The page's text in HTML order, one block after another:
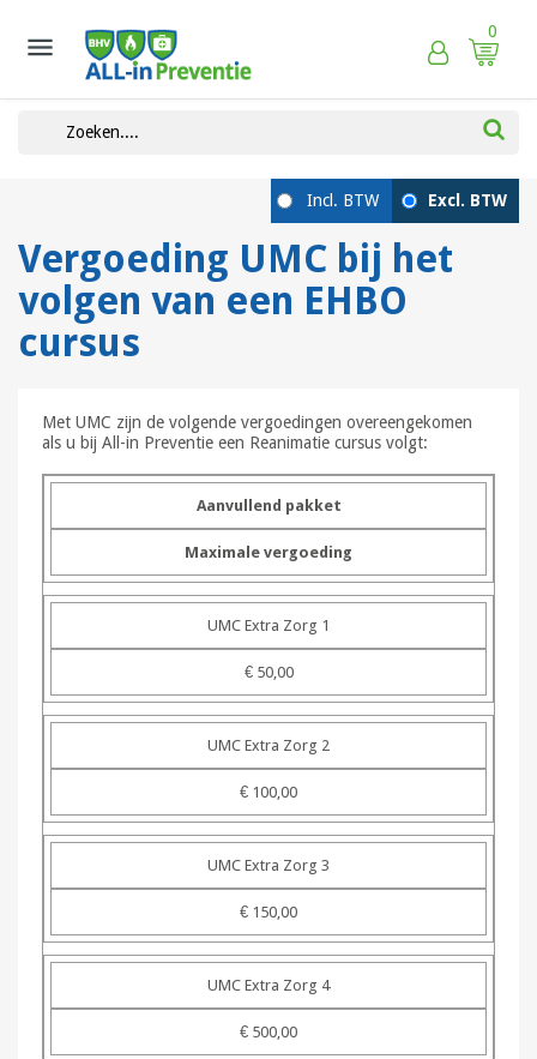
 0
Vergoeding UMC bij het
volgen van een EHBO
cursus
Met UMC zijn de volgende vergoedingen overeengekomen
als u bij All-in Preventie een Reanimatie cursus volgt:
Aanvullend pakket
Maximale vergoeding
UMC Extra Zorg 1
€ 50,00
UMC Extra Zorg 2
€ 100,00
UMC Extra Zorg 3
€ 150,00
UMC Extra Zorg 4
€ 500,00